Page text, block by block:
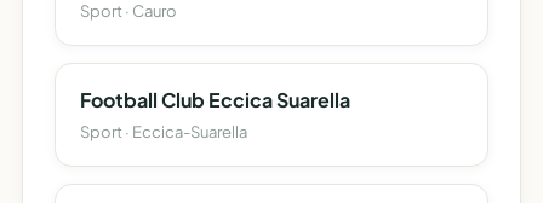
Sport · Cauro
Football Club Eccica Suarella
Sport · Eccica-Suarella